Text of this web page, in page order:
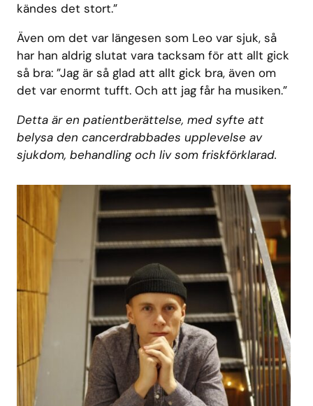
kändes det stort.”
Även om det var längesen som Leo var sjuk, så
har han aldrig slutat vara tacksam för att allt gick
så bra: ”Jag är så glad att allt gick bra, även om
det var enormt tufft. Och att jag får ha musiken.”
Detta är en patientberättelse, med syfte att
belysa den cancerdrabbades upplevelse av
sjukdom, behandling och liv som friskförklarad.